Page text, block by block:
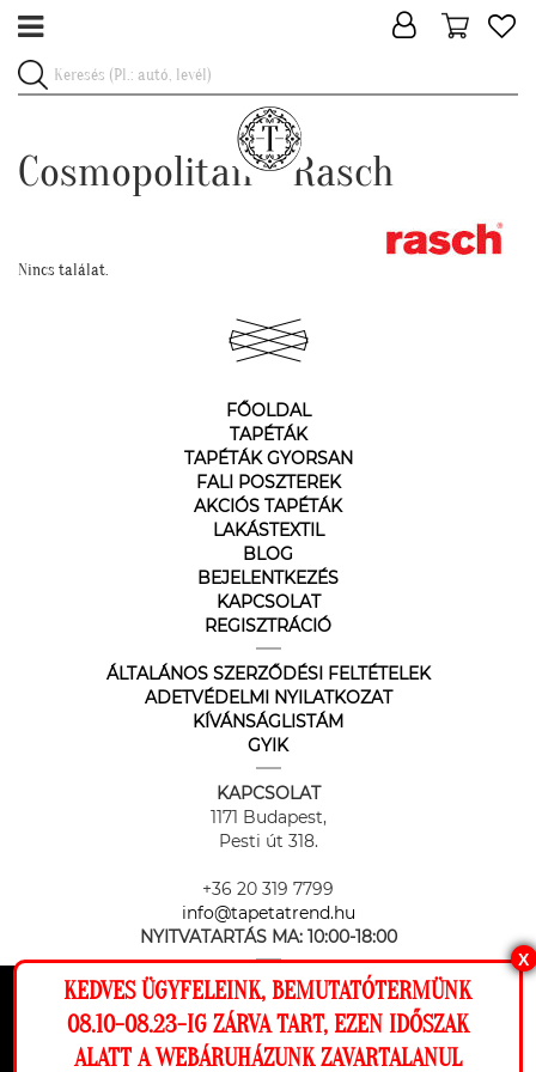
Ez a weboldal cookie-kat használ, hogy a
lehető legjobb élményt nyújtsa honlapunkon.
Cosmopolitan - Rasch
Nincs találat.
FŐOLDAL
TAPÉTÁK
TAPÉTÁK GYORSAN
FALI POSZTEREK
AKCIÓS TAPÉTÁK
LAKÁSTEXTIL
BLOG
BEJELENTKEZÉS
KAPCSOLAT
REGISZTRÁCIÓ
ÁLTALÁNOS SZERZŐDÉSI FELTÉTELEK
ADETVÉDELMI NYILATKOZAT
KÍVÁNSÁGLISTÁM
GYIK
KAPCSOLAT
1171 Budapest,
Pesti út 318.
+36 20 319 7799
info@tapetatrend.hu
NYITVATARTÁS MA: 10:00-18:00
X
KEDVES ÜGYFELEINK, BEMUTATÓTERMÜNK
08.10-08.23-IG ZÁRVA TART, EZEN IDŐSZAK
ALATT A WEBÁRUHÁZUNK ZAVARTALANUL